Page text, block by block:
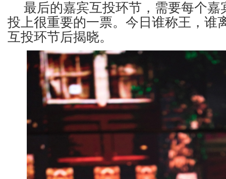
最后的嘉宾互投环节，需要每个嘉
投上很重要的一票。今日谁称王，谁
互投环节后揭晓。